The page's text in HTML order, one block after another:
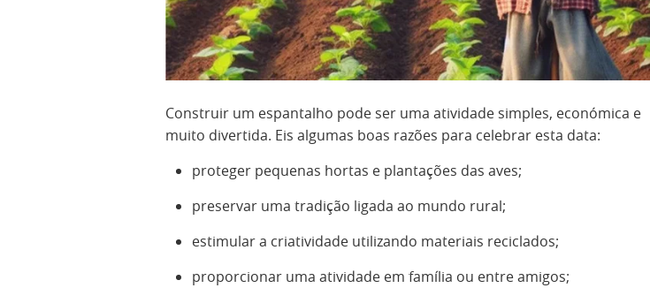
Construir um espantalho pode ser uma atividade simples, económica e
muito divertida. Eis algumas boas razões para celebrar esta data:
proteger pequenas hortas e plantações das aves;
preservar uma tradição ligada ao mundo rural;
estimular a criatividade utilizando materiais reciclados;
proporcionar uma atividade em família ou entre amigos;